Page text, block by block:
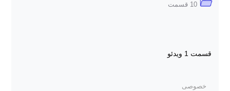
10 قسمت
قسمت 1 ویدئو
خصوصی